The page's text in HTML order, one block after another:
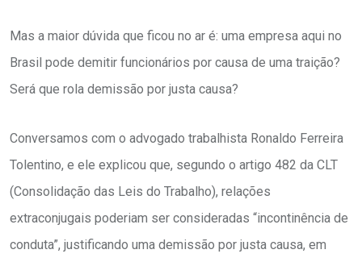
Mas a maior dúvida que ficou no ar é: uma empresa aqui no
Brasil pode demitir funcionários por causa de uma traição?
Será que rola demissão por justa causa?
Conversamos com o advogado trabalhista Ronaldo Ferreira
Tolentino, e ele explicou que, segundo o artigo 482 da CLT
(Consolidação das Leis do Trabalho), relações
extraconjugais poderiam ser consideradas “incontinência de
conduta”, justificando uma demissão por justa causa, em